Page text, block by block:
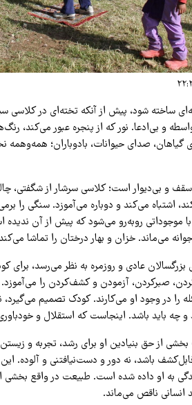
ساخته شود، پیش از آنکه تخته‌ای در کلاسی
و بی‌ادعا. نور که از پنجره عبور می‌کند،
صدای حیوانات، بادوباران؛ همه‌وهمه
و بی‌دیوار است؛ کلاسی سرشار از شگفتی،
اشتباه می‌کند و دوباره می‌آموزد. سنگی را
با موجوداتی روبه‌رو می‌شود که پیش از آن
می‌ماند. خزان و بهار درختان را تماشا
بزرگسالان عادی و روزمره به نظر می‌رسد،
صبرکردن، آزمودن و کشف‌کردن را
را در وجود او می‌کارند. کودک تصمیم
و چه باید باشد. اینجاست که استقلال و
از حق بنیادین او برای رشد، تجربه و
باشد، نه دور و دست‌نیافتنی و آلوده.
به او داده شده است. طبیعت در واقع
انسانی ناقص می‌ماند.